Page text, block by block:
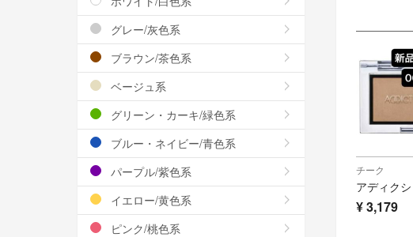
チーク
¥3,179
グレー/灰色系
ブラウン/茶色系
ベージュ系
グリーン・カーキ/緑色系
ブルー・ネイビー/青色系
パープル/紫色系
イエロー/黄色系
ピンク/桃色系